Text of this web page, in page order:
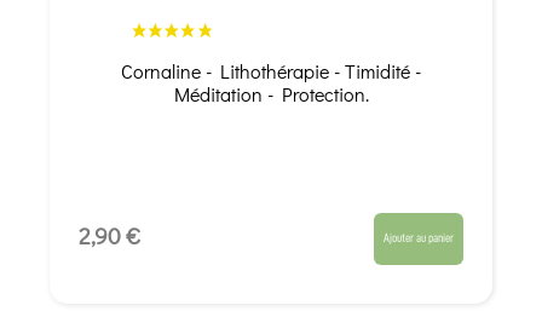
Cornaline - Lithothérapie - Timidité -
Méditation - Protection.
2,90 € Ajouter au panier